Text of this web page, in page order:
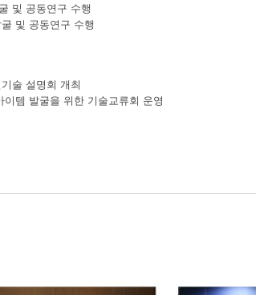
및 공동연구 수행
및 공동연구 수행
술 설명회 개최
템 발굴을 위한 기술교류회 운영